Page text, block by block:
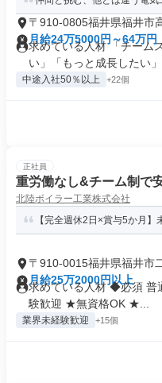
〒910-0805福井県福井市
月給24万5000円～64万円
求めている人材 「チーム
い」「もっと成長したい」
中途入社50％以上 +22個
正社員
重労働なし&チーム制で
北陸ボイラー工業株式会社
【完全週休2日×賞与5か月
〒910-0015福井県福井市
月給25万2000円以上
求めている人材 ◆必須 普
験歓迎 ★無資格OK ★...
業界未経験歓迎 +15個